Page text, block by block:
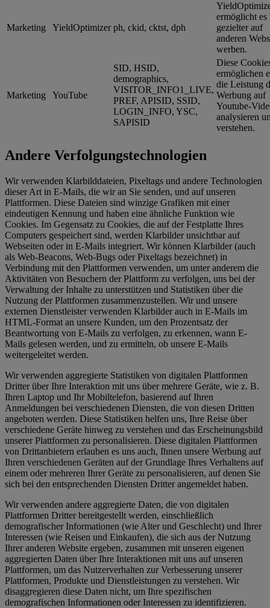
Marketing YieldOptimizer ph, ckid, cktst, dph
ermöglicht es
gezielter auf
anderen
werben.
Marketing YouTube
SID, HSID,
demographics,
VISITOR_INFO1_LIVE,
PREF, APISID, SSID,
LOGIN_INFO, YSC,
SAPISID
Diese
ermöglichen
die Leistung
Werbung auf
Youtube-
analysieren
verstehen.
Andere Verfolgungstechnologien
Wir verwenden Klarbilddateien, Pixeltags und andere Technologien
dieser Art in E-Mails, die wir an Sie senden, und auf unseren
Plattformen. Diese Dateien sind winzige Grafiken mit einer
eindeutigen Kennung und haben eine ähnliche Funktion wie
Cookies. Im Gegensatz zu Cookies, die auf der Festplatte Ihres
Computers gespeichert sind, werden Klarbilder unsichtbar auf
Webseiten oder in E-Mails integriert. Wir können Klarbilder (auch
als Web-Beacons, Web-Bugs oder Pixeltags bezeichnet) in
Verbindung mit den Plattformen verwenden, um unter anderem die
Aktivitäten von Besuchern der Plattform zu verfolgen, uns bei der
Verwaltung der Inhalte zu unterstützen und Statistiken über die
Nutzung der Plattformen zusammenzustellen. Wir und unsere
externen Dienstleister verwenden Klarbilder auch in E-Mails im
HTML-Format an unsere Kunden, um den Prozentsatz der
Beantwortung von E-Mails zu verfolgen, zu erkennen, wann E-
Mails gelesen werden, und zu ermitteln, ob unsere E-Mails
weitergeleitet werden.
Wir verwenden aggregierte Statistiken von digitalen Plattformen
Dritter über Ihre Interaktion mit uns über mehrere Geräte, wie z. B.
Ihren Laptop und Ihr Mobiltelefon, basierend auf Ihren
Anmeldungen bei verschiedenen Diensten, die von diesen Dritten
angeboten werden. Diese Statistiken helfen uns, Ihre Reise über
verschiedene Geräte hinweg zu verstehen und das Erscheinungsbild
unserer Plattformen zu personalisieren. Diese digitalen Plattformen
von Drittanbietern erlauben es uns auch, Ihnen unsere Werbung auf
Ihren verschiedenen Geräten auf der Grundlage Ihres Verhaltens auf
einem oder mehreren Ihrer Geräte zu personalisieren, auf denen Sie
sich bei den entsprechenden Diensten Dritter angemeldet haben.
Wir verwenden andere aggregierte Daten, die von digitalen
Plattformen Dritter bereitgestellt werden, einschließlich
demografischer Informationen (wie Alter und Geschlecht) und Ihrer
Interessen (wie Reisen und Einkaufen), die sich aus der Nutzung
Ihrer anderen Website ergeben, zusammen mit unseren eigenen
aggregierten Daten über Ihre Interaktionen mit uns auf unseren
Plattformen, um das Nutzerverhalten zur Verbesserung unserer
Plattformen, Produkte und Dienstleistungen zu verstehen. Wir
disaggregieren diese Daten nicht, um Ihre spezifischen
demografischen Informationen oder Interessen zu identifizieren.